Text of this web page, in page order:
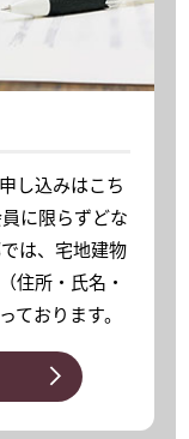
し込みはこち
に限らずどな
は、宅地建物
住所・氏名・
ております。